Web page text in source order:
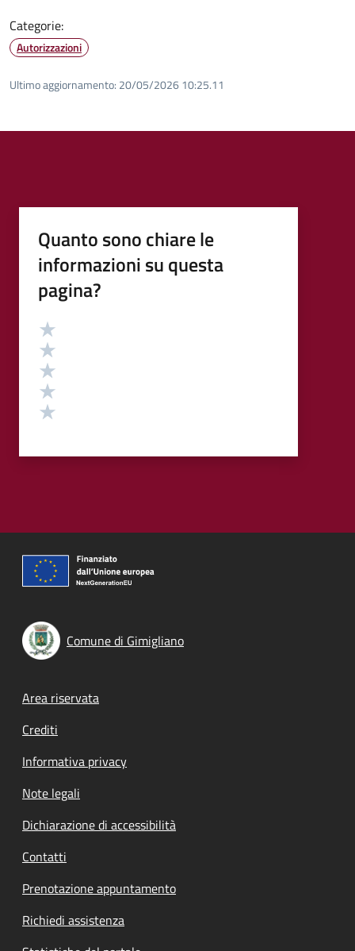
Categorie:
Autorizzazioni
Ultimo aggiornamento: 20/05/2026 10:25.11
Quanto sono chiare le
informazioni su questa
pagina?
Valutazione
Comune di Gimigliano
Footer menu
Area riservata
Crediti
Informativa privacy
Note legali
Dichiarazione di accessibilità
Contatti
Prenotazione appuntamento
Richiedi assistenza